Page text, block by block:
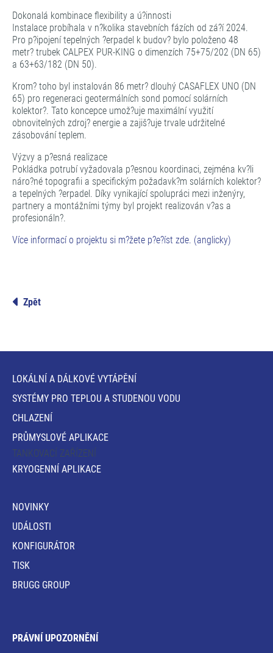
Dokonalá kombinace flexibility a ú?innosti
Instalace probíhala v n?kolika stavebních fázích od zá?í 2024.
Pro p?ipojení tepelných ?erpadel k budov? bylo položeno 48
metr? trubek CALPEX PUR-KING o dimenzích 75+75/202 (DN 65)
a 63+63/182 (DN 50).
Krom? toho byl instalován 86 metr? dlouhý CASAFLEX UNO (DN
65) pro regeneraci geotermálních sond pomocí solárních
kolektor?. Tato koncepce umož?uje maximální využití
obnovitelných zdroj? energie a zajiš?uje trvale udržitelné
zásobování teplem.
Výzvy a p?esná realizace
Pokládka potrubí vyžadovala p?esnou koordinaci, zejména kv?li
náro?né topografii a specifickým požadavk?m solárních kolektor?
a tepelných ?erpadel. Díky vynikající spolupráci mezi inženýry,
partnery a montážními týmy byl projekt realizován v?as a
profesionáln?.
Více informací o projektu si m?žete p?e?íst zde. (anglicky)
Zpět
LOKÁLNÍ A DÁLKOVÉ VYTÁPĚNÍ
SYSTÉMY PRO TEPLOU A STUDENOU VODU
CHLAZENÍ
PRŮMYSLOVÉ APLIKACE
TANKOVACÍ ZAŘÍZENÍ
KRYOGENNÍ APLIKACE
NOVINKY
UDÁLOSTI
KONFIGURÁTOR
TISK
BRUGG GROUP
PRÁVNÍ UPOZORNĚNÍ